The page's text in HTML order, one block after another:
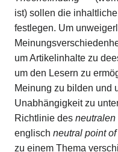
ist) sollen die
festlegen. Um
um Artikelinhalte zu
um den Lesern zu
Meinung zu bilden und
Unabhängigkeit zu
Richtlinie des neutralen
englisch neutral point
zu einem Thema